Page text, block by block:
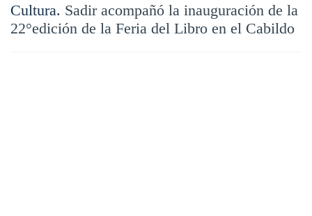
Cultura. Sadir acompañó la inauguración de la
22°edición de la Feria del Libro en el Cabildo